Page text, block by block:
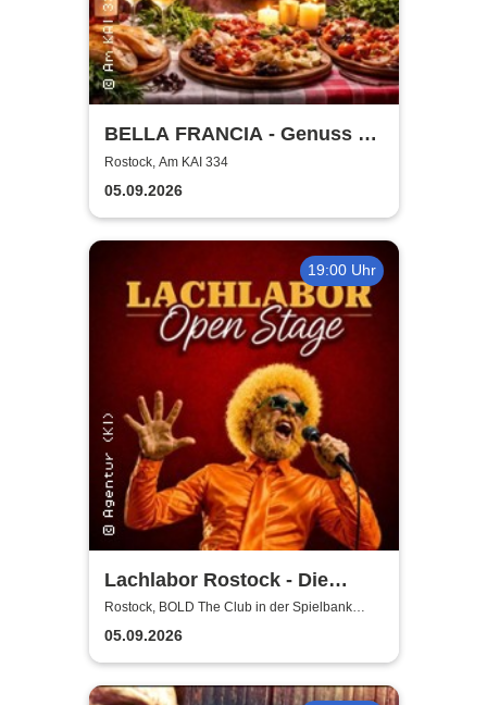
BELLA FRANCIA - Genuss &
Kultur Rostock
Rostock, Am KAI 334
05.09.2026
19:00 Uhr
Lachlabor Rostock - Die
Comedy-Testbühne im BOLD
The Club
Rostock, BOLD The Club in der Spielbank
Rostock
05.09.2026